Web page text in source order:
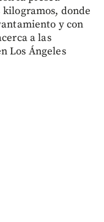
donde
y con
a las
Los Ángeles